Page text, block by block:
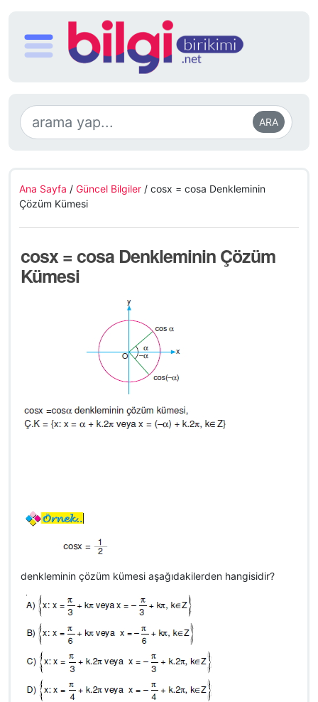
ARA
Ana Sayfa / Güncel Bilgiler / cosx = cosa Denkleminin
Çözüm Kümesi
cosx = cosa Denkleminin Çözüm
Kümesi
denkleminin çözüm kümesi aşağıdakilerden hangisidir?